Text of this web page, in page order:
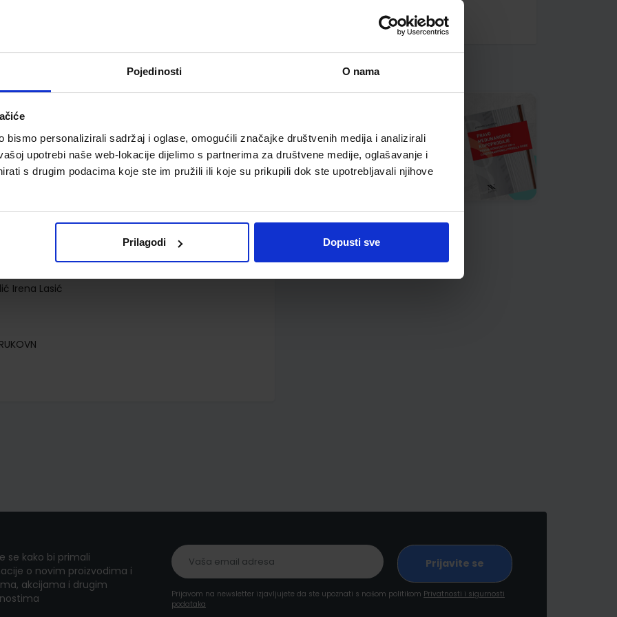
Pojedinosti O nama
bismo personalizirali sadržaj i oglase, omogućili značajke društvenih medija i analizirali
upotrebi naše web-lokacije dijelimo s partnerima za društvene medije, oglašavanje i
s drugim podacima koje ste im pružili ili koje su prikupili dok ste upotrebljavali njihove
Prilagodi Dopusti sve
jezika s dodatnim digitalnim sadržajima u
i šesta godina učenja
Irena Lasić
se kako bi primali
o novim proizvodima i
akcijama i drugim
Prijavom na newsletter izjavljujete da ste upoznati s našom politikom Privatnosti i sigurnosti
podataka